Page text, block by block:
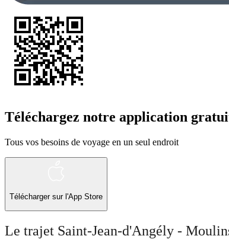
Téléchargez notre application
Tous vos besoins de voyage en un seul endroit
Télécharger sur l'App Store
Le trajet Saint-Jean-d'Angély -